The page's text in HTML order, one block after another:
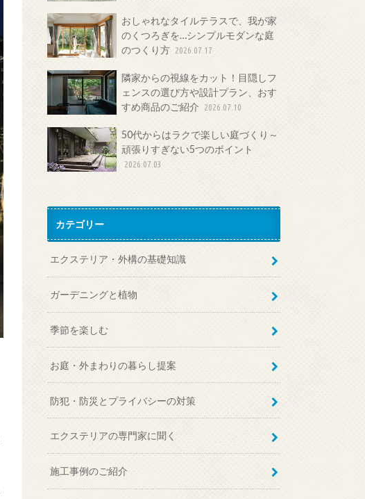
おしゃれなタイルテラスで、我が家
のくつろぎを…シンプルモダンな庭
のつくり方 2026.07.17
隣家からの視線をカット！目隠しフ
ェンスの選び方や設計プラン、おす
すめ商品のご紹介
2026.07.10
50代からはラクで楽しい庭づくり～
頑張りすぎない5つのポイント
2026.07.03
カテゴリー
エクステリア・外構の基礎知識
ガーデニングと植物
季節を楽しむ
お庭・外まわりの暮らし提案
防犯・防災とプライバシーの対策
エクステリアの専門家に聞く
施工事例のご紹介